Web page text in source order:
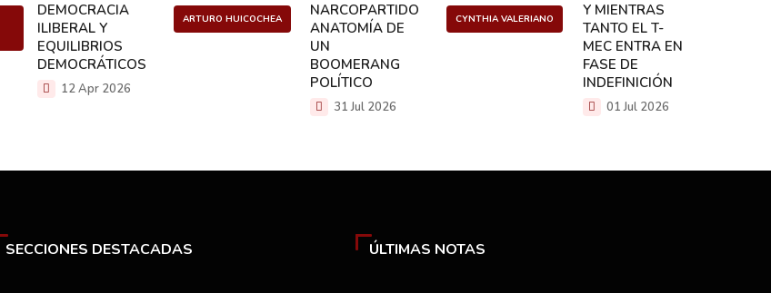
DEMOCRACIA
ILIBERAL Y
EQUILIBRIOS
DEMOCRÁTICOS
12 Apr 2026
ARTURO HUICOCHEA
NARCOPARTIDO:
ANATOMÍA DE
UN
BOOMERANG
POLÍTICO
31 Jul 2026
CYNTHIA VALERIANO
Y MIENTRAS
TANTO EL T-
MEC ENTRA EN
FASE DE
INDEFINICIÓN
01 Jul 2026
SECCIONES DESTACADAS ÚLTIMAS NOTAS